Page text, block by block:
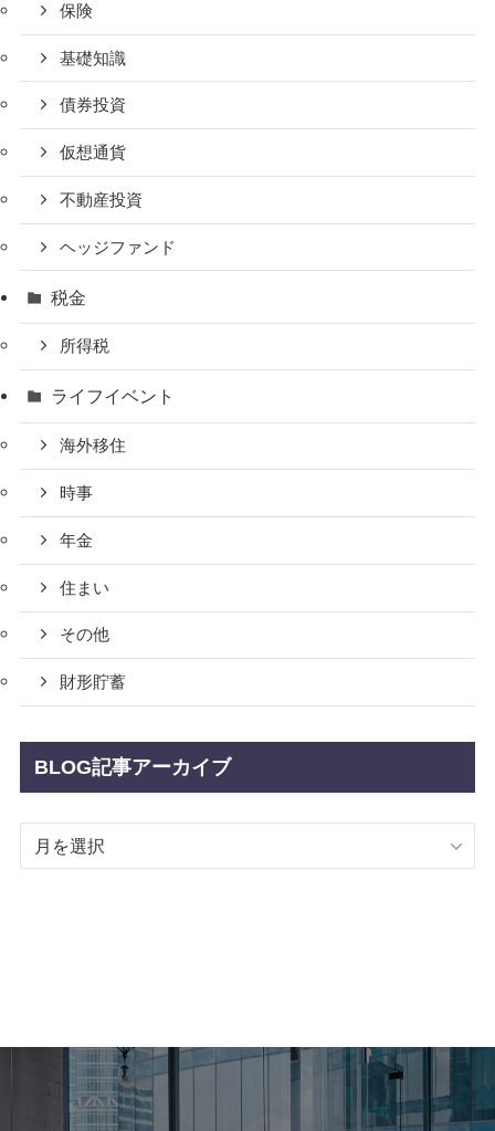
保険
基礎知識
債券投資
仮想通貨
不動産投資
ヘッジファンド
税金
所得税
ライフイベント
海外移住
時事
年金
住まい
その他
財形貯蓄
BLOG記事アーカイブ
BLOG